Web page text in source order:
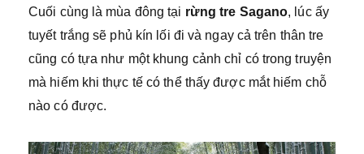
Cuối cùng là mùa đông tại rừng tre Sagano, lúc ấy
tuyết trắng sẽ phủ kín lối đi và ngay cả trên thân tre
cũng có tựa như một khung cảnh chỉ có trong truyện
mà hiếm khi thực tế có thể thấy được mắt hiếm chỗ
nào có được.